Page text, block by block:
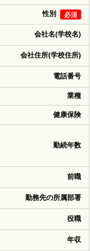
性別 必須
会社名(学校名)
会社住所(学校住所)
電話番号
業種
健康保険
勤続年数
前職
勤務先の所属部署
役職
年収